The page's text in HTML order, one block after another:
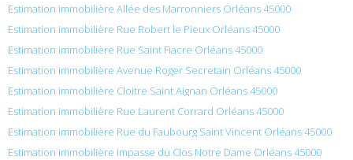
Estimation immobilière Allée des Marronniers Orléans 45000
Estimation immobilière Rue Robert le Pieux Orléans 45000
Estimation immobilière Rue Saint Fiacre Orléans 45000
Estimation immobilière Avenue Roger Secretain Orléans 45000
Estimation immobilière Cloitre Saint Aignan Orléans 45000
Estimation immobilière Rue Laurent Corrard Orléans 45000
Estimation immobilière Rue du Faubourg Saint Vincent Orléans 45000
Estimation immobilière Impasse du Clos Notre Dame Orléans 45000